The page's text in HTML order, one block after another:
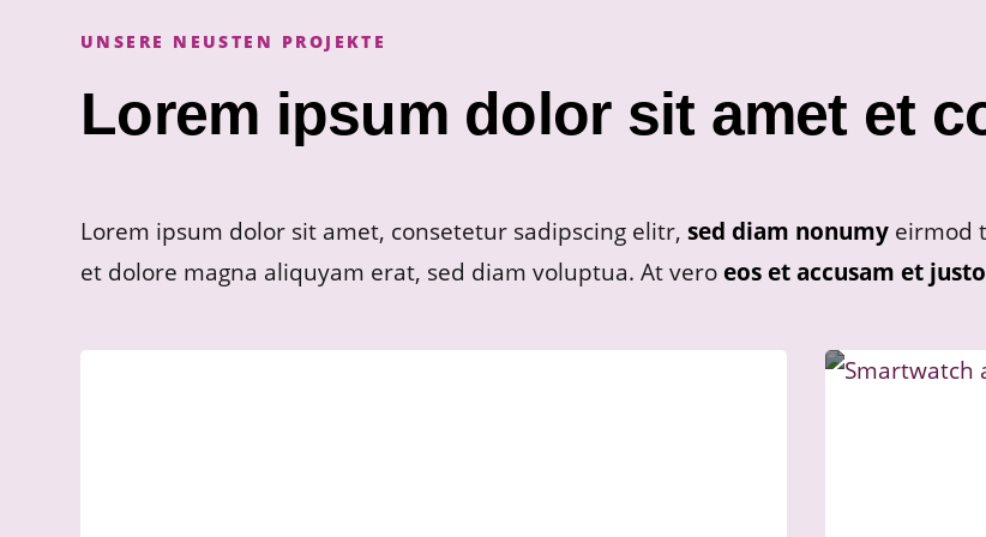
UNSERE NEUSTEN PROJEKTE
Lorem ipsum dolor sit amet et
Lorem ipsum dolor sit amet, consetetur sadipscing elitr, sed diam nonumy eirmod
et dolore magna aliquyam erat, sed diam voluptua. At veroeos et accusam et justo